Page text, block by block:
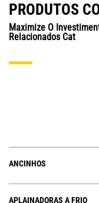
PRODUTOS
Maximize O
Relacionados Cat
ANCINHOS
APLAINADORAS A FRIO